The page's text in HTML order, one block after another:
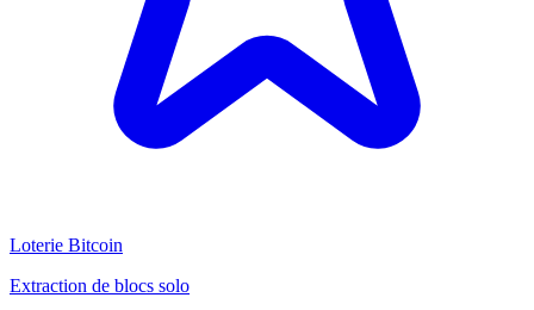
Loterie Bitcoin
Extraction de blocs solo